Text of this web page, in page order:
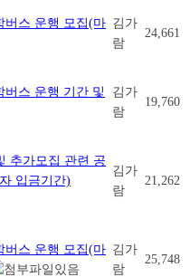
버스 운행 모집(마 김가
람
24,661
버스 운행 기간 및
김가
람
19,760
추가모집 관련 공
입금기간)
김가
람
21,262
버스 운행 모집(마 김가
람
25,748